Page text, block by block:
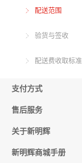
配送范围
验货与签收
配送费收取标准
支付方式
售后服务
关于新明辉
新明辉商城手册